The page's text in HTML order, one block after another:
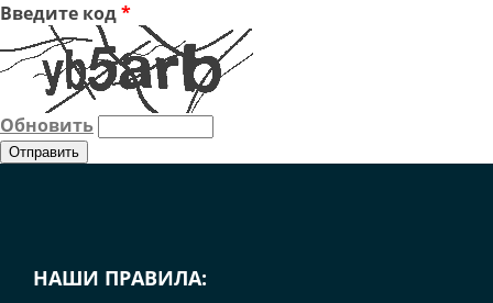
Введите код*
Обновить
НАШИ ПРАВИЛА: